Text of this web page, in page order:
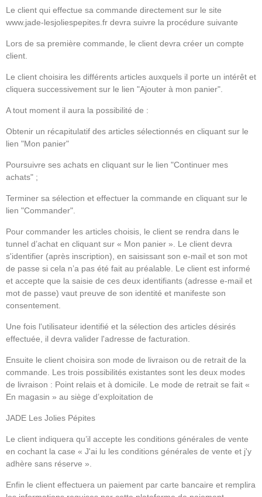
Le client qui effectue sa commande directement sur le site
www.jade-lesjoliespepites.fr devra suivre la procédure suivante
Lors de sa première commande, le client devra créer un compte
client.
Le client choisira les différents articles auxquels il porte un intérêt et
cliquera successivement sur le lien "Ajouter à mon panier".
A tout moment il aura la possibilité de :
Obtenir un récapitulatif des articles sélectionnés en cliquant sur le
lien "Mon panier"
Poursuivre ses achats en cliquant sur le lien "Continuer mes
achats" ;
Terminer sa sélection et effectuer la commande en cliquant sur le
lien "Commander".
Pour commander les articles choisis, le client se rendra dans le
tunnel d’achat en cliquant sur « Mon panier ». Le client devra
s'identifier (après inscription), en saisissant son e-mail et son mot
de passe si cela n’a pas été fait au préalable. Le client est informé
et accepte que la saisie de ces deux identifiants (adresse e-mail et
mot de passe) vaut preuve de son identité et manifeste son
consentement.
Une fois l'utilisateur identifié et la sélection des articles désirés
effectuée, il devra valider l'adresse de facturation.
Ensuite le client choisira son mode de livraison ou de retrait de la
commande. Les trois possibilités existantes sont les deux modes
de livraison : Point relais et à domicile. Le mode de retrait se fait «
En magasin » au siège d’exploitation de
JADE Les Jolies Pépites
Le client indiquera qu’il accepte les conditions générales de vente
en cochant la case « J'ai lu les conditions générales de vente et j'y
adhère sans réserve ».
Enfin le client effectuera un paiement par carte bancaire et remplira